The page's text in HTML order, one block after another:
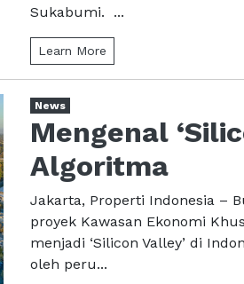
Sukabumi. ...
Learn More
News
Mengenal
Algoritma
Jakarta, Properti Indonesia –
proyek Kawasan Ekonomi
menjadi ‘Silicon Valley’ di
oleh peru...